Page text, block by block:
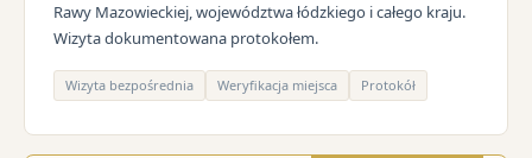
Rawy Mazowieckiej, województwa łódzkiego i całego kraju.
Wizyta dokumentowana protokołem.
Wizyta bezpośrednia Weryfikacja miejsca Protokół